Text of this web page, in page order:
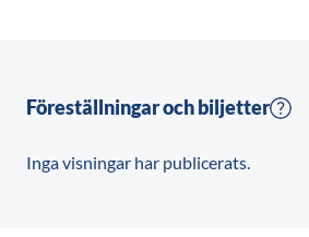
Föreställningar och biljetter
Inga visningar har publicerats.